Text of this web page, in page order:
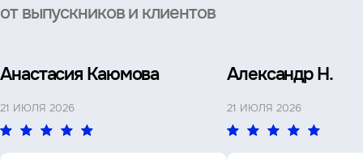
от выпускников и клиентов
Анастасия Каюмова
21 ИЮЛЯ 2026
Александр Н.
21 ИЮЛЯ 2026